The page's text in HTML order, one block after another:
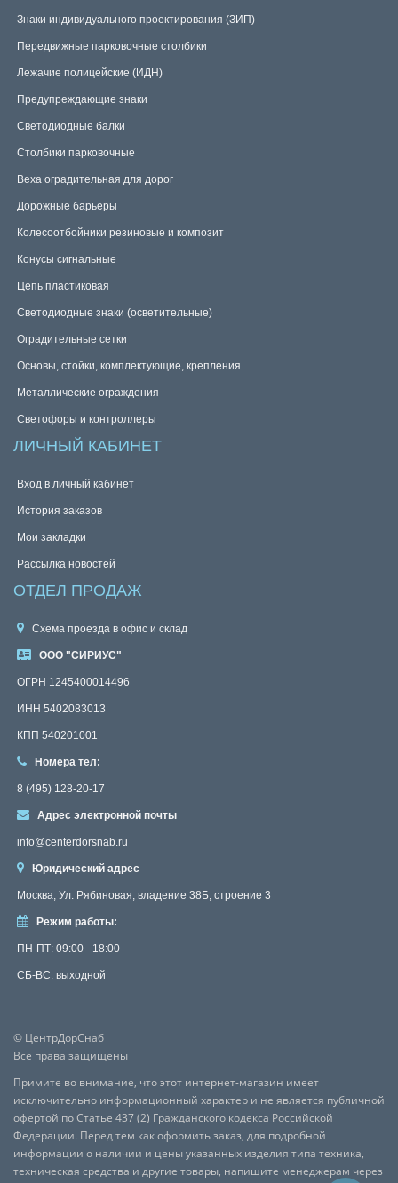
Знаки индивидуального проектирования (ЗИП)
Передвижные парковочные столбики
Лежачие полицейские (ИДН)
Предупреждающие знаки
Светодиодные балки
Столбики парковочные
Веха оградительная для дорог
Дорожные барьеры
Колесоотбойники резиновые и композит
Конусы сигнальные
Цепь пластиковая
Светодиодные знаки (осветительные)
Оградительные сетки
Основы, стойки, комплектующие, крепления
Металлические ограждения
Светофоры и контроллеры
ЛИЧНЫЙ КАБИНЕТ
Вход в личный кабинет
История заказов
Мои закладки
Рассылка новостей
ОТДЕЛ ПРОДАЖ
Схема проезда в офис и склад
ООО "СИРИУС"
ОГРН 1245400014496
ИНН 5402083013
КПП 540201001
Номера тел:
8 (495) 128-20-17
Адрес электронной почты
info@centerdorsnab.ru
Юридический адрес
Москва, Ул. Рябиновая, владение 38Б, строение 3
Режим работы:
ПН-ПТ: 09:00 - 18:00
СБ-ВС: выходной
© ЦентрДорСнаб
Все права защищены
Примите во внимание, что этот интернет-магазин имеет
исключительно информационный характер и не является публичной
офертой по Статье 437 (2) Гражданского кодекса Российской
Федерации. Перед тем как оформить заказ, для подробной
информации о наличии и цены указанных изделия типа техника,
техническая средства и другие товары, напишите менеджерам через